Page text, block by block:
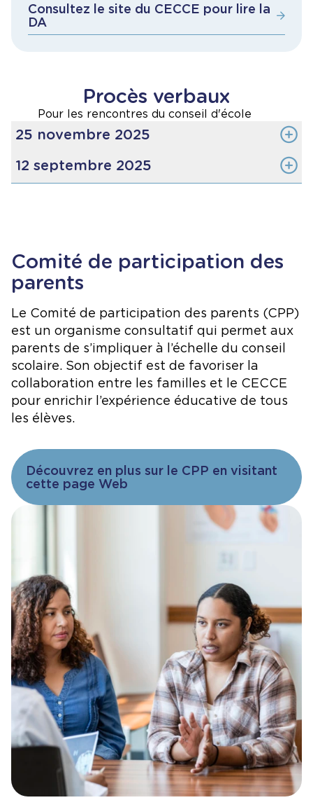
Consultez le site du CECCE pour lire la
DA
Procès verbaux
Pour les rencontres du conseil d'école
25 novembre 2025
À venir
12 septembre 2025
Comité de participation des
parents
Le Comité de participation des parents (CPP)
est un organisme consultatif qui permet aux
parents de s’impliquer à l’échelle du conseil
scolaire. Son objectif est de favoriser la
collaboration entre les familles et le CECCE
pour enrichir l’expérience éducative de tous
les élèves.
Découvrez en plus sur le CPP en visitant
cette page Web